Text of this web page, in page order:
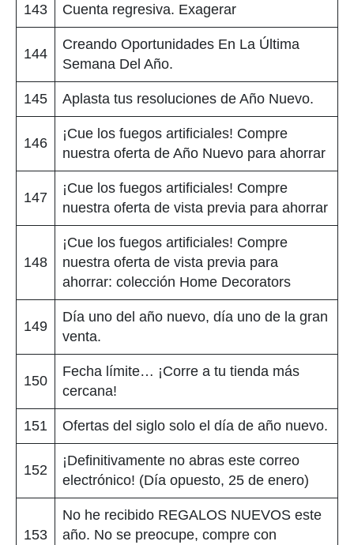
143 Cuenta regresiva. Exagerar
144
Creando Oportunidades En La Última
Semana Del Año.
145 Aplasta tus resoluciones de Año Nuevo.
146
¡Cue los fuegos artificiales! Compre
nuestra oferta de Año Nuevo para ahorrar
147
¡Cue los fuegos artificiales! Compre
nuestra oferta de vista previa para ahorrar
148
¡Cue los fuegos artificiales! Compre
nuestra oferta de vista previa para
ahorrar: colección Home Decorators
149
Día uno del año nuevo, día uno de la gran
venta.
150
Fecha límite… ¡Corre a tu tienda más
cercana!
151 Ofertas del siglo solo el día de año nuevo.
152
¡Definitivamente no abras este correo
electrónico! (Día opuesto, 25 de enero)
153
No he recibido REGALOS NUEVOS este
año. No se preocupe, compre con